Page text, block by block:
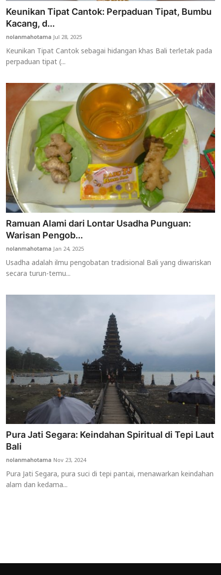
Keunikan Tipat Cantok: Perpaduan Tipat, Bumbu
Kacang, d...
nolanmahotamaJul 28, 2025
Keunikan Tipat Cantok sebagai hidangan khas Bali terletak pada
perpaduan tipat (...
Ramuan Alami dari Lontar Usadha Punguan:
Warisan Pengob...
nolanmahotamaJan 24, 2025
Usadha adalah ilmu pengobatan tradisional Bali yang diwariskan
secara turun-temu...
Pura Jati Segara: Keindahan Spiritual di Tepi Laut
Bali
nolanmahotama Nov 23, 2024
Pura Jati Segara, pura suci di tepi pantai, menawarkan keindahan
alam dan kedama...